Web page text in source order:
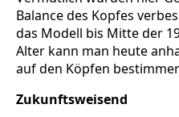
Balance des Kopfes
das Modell bis Mitte der
Alter kann man heute
auf den Köpfen
Zukunftsweisend